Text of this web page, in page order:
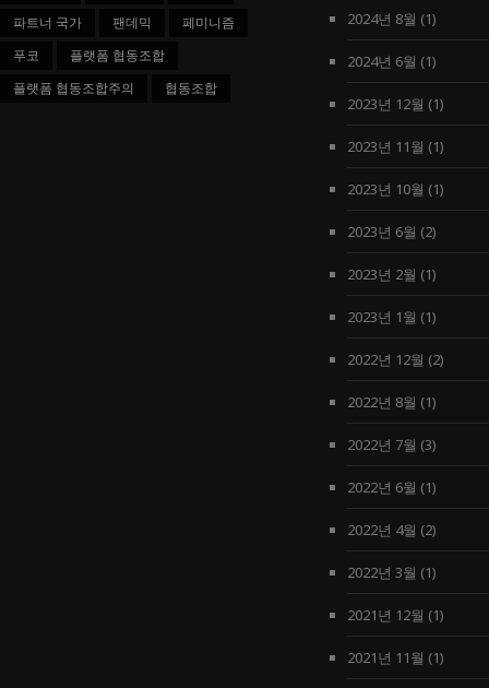
파트너 국가
팬데믹
페미니즘
푸코
플랫폼 협동조합
플랫폼 협동조합주의
협동조합
2024년 8월 (1)
2024년 6월 (1)
2023년 12월 (1)
2023년 11월 (1)
2023년 10월 (1)
2023년 6월 (2)
2023년 2월 (1)
2023년 1월 (1)
2022년 12월 (2)
2022년 8월 (1)
2022년 7월 (3)
2022년 6월 (1)
2022년 4월 (2)
2022년 3월 (1)
2021년 12월 (1)
2021년 11월 (1)